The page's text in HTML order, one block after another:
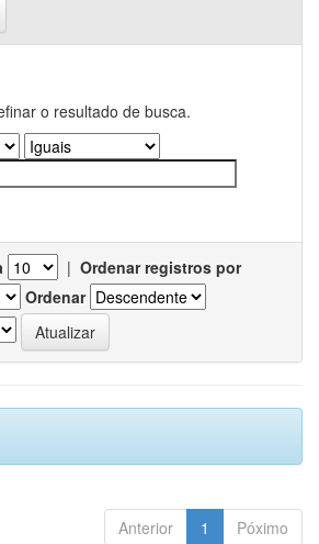
o resultado de busca.
| Ordenar registros por
Ordenar
Anterior 1 Póximo